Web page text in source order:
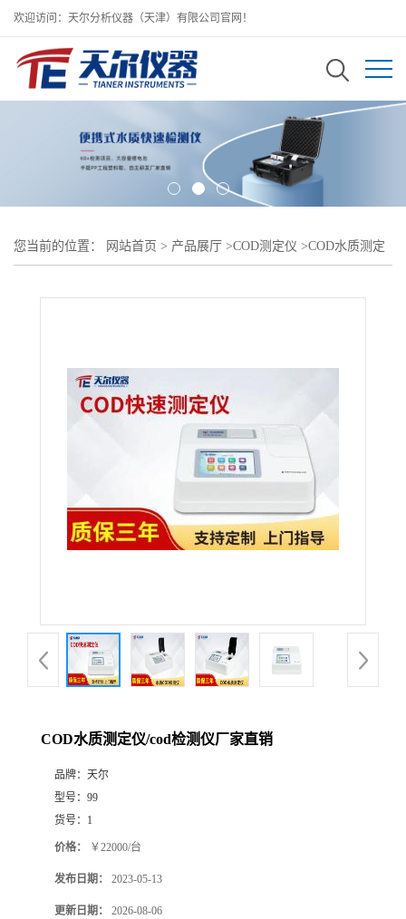
欢迎访问：天尔分析仪器（天津）有限公司官网！
您当前的位置： 网站首页 > 产品展厅 >COD测定仪 >COD水质测定
COD水质测定仪/cod检测仪厂家直销
品牌： 天尔
型号： 99
货号： 1
价格： ￥22000/台
发布日期： 2023-05-13
更新日期： 2026-08-06